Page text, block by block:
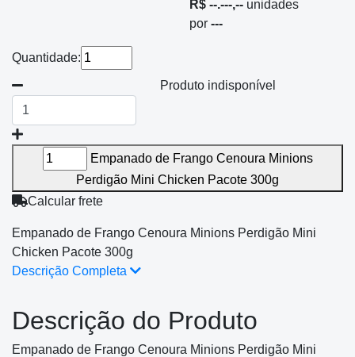
R$ --.---,-- unidades
por ---
Quantidade:
Produto indisponível
Empanado de Frango Cenoura Minions
Perdigão Mini Chicken Pacote 300g
Calcular frete
Empanado de Frango Cenoura Minions Perdigão Mini
Chicken Pacote 300g
Descrição Completa
Descrição do Produto
Empanado de Frango Cenoura Minions Perdigão Mini